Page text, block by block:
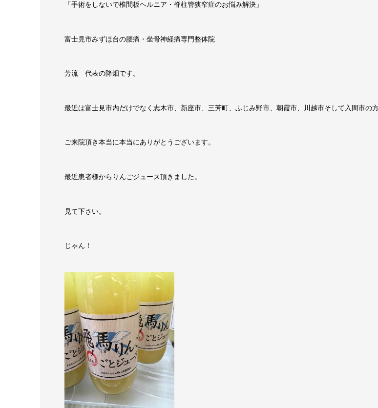
「手術をしないで椎間板ヘルニア・脊柱管狭窄症のお悩み解決」
富士見市みずほ台の腰痛・坐骨神経痛専門整体院
芳流 代表の降畑です。
最近は富士見市内だけでなく志木市、新座市、三芳町、ふじみ野市、朝霞市、川越市そして入間市の
ご来院頂き本当に本当にありがとうございます。
最近患者様からりんごジュース頂きました。
見て下さい。
じゃん！